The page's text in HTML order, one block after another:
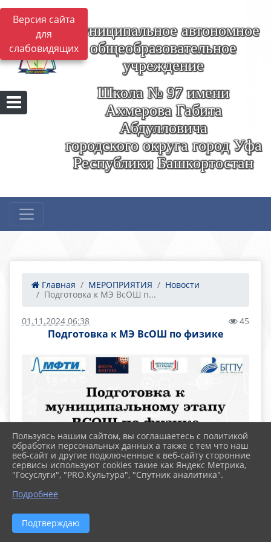
Версия сайта
для
слабовидящих
Муниципальное автономное
общеобразовательное
учреждение
Школа № 97 имени
Ахмерова Габита
Абдулловича
городского округа город Уфа
Республики Башкортостан
Главная МЕРОПРИЯТИЯ
Новости
Подготовка к МЭ ВсОШ п...
01.11.2024 06:38 45
Подготовка к МЭ ВсОШ по физике
Пользуясь нашим сайтом, вы соглашаетесь с политикой
обработки персональных данных а также с тем что наш
веб-сайт и другие подключенные к веб-сайту сторонние
сервисы используют cookies такие как Яндекс Метрика,
"Госуслуги", "PRO.Культура", "Спутник аналитика".
Подробнее
Подтверждаю